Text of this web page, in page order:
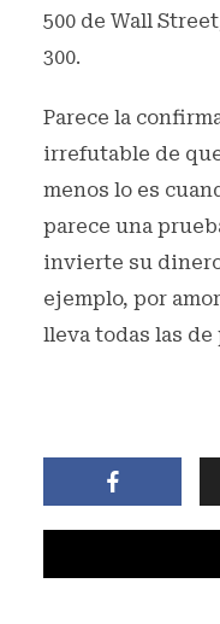
500 de Wall
300.
Parece la
irrefutable de
menos lo es
parece una
invierte su
ejemplo, por
lleva todas las de